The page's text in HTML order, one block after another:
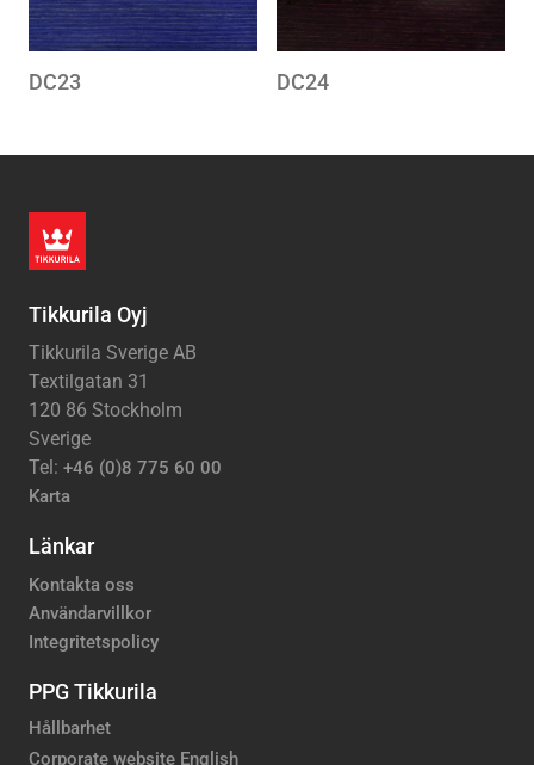
DC23 DC24
Tikkurila Oyj
Tikkurila Sverige AB
Textilgatan 31
120 86 Stockholm
Sverige
Tel: +46 (0)8 775 60 00
Karta
Länkar
Kontakta oss
Användarvillkor
Integritetspolicy
PPG Tikkurila
Hållbarhet
Corporate website English